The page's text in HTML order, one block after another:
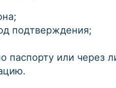
подтверждения;
паспорту или через